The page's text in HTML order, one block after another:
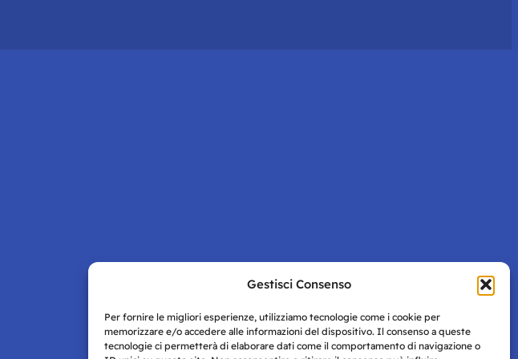
Gestisci Consenso
Per fornire le migliori esperienze, utilizziamo tecnologie come i cookie per
memorizzare e/o accedere alle informazioni del dispositivo. Il consenso a queste
tecnologie ci permetterà di elaborare dati come il comportamento di navigazione o